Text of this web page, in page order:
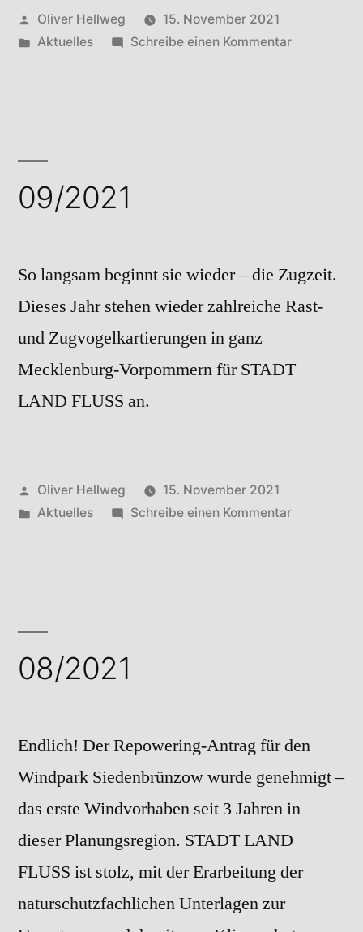
Veröffentlicht
von
Oliver Hellweg
15. November 2021
Veröffentlicht
Aktuelles Schreibe einen Kommentarzu
09/2021
So langsam beginnt sie wieder – die Zugzeit.
Dieses Jahr stehen wieder zahlreiche Rast-
und Zugvogelkartierungen in ganz
Mecklenburg-Vorpommern für STADT
LAND FLUSS an.
Veröffentlicht
von
Oliver Hellweg
15. November 2021
Veröffentlicht
Aktuelles Schreibe einen Kommentarzu
08/2021
Endlich! Der Repowering-Antrag für den
Windpark Siedenbrünzow wurde genehmigt –
das erste Windvorhaben seit 3 Jahren in
dieser Planungsregion. STADT LAND
FLUSS ist stolz, mit der Erarbeitung der
naturschutzfachlichen Unterlagen zur